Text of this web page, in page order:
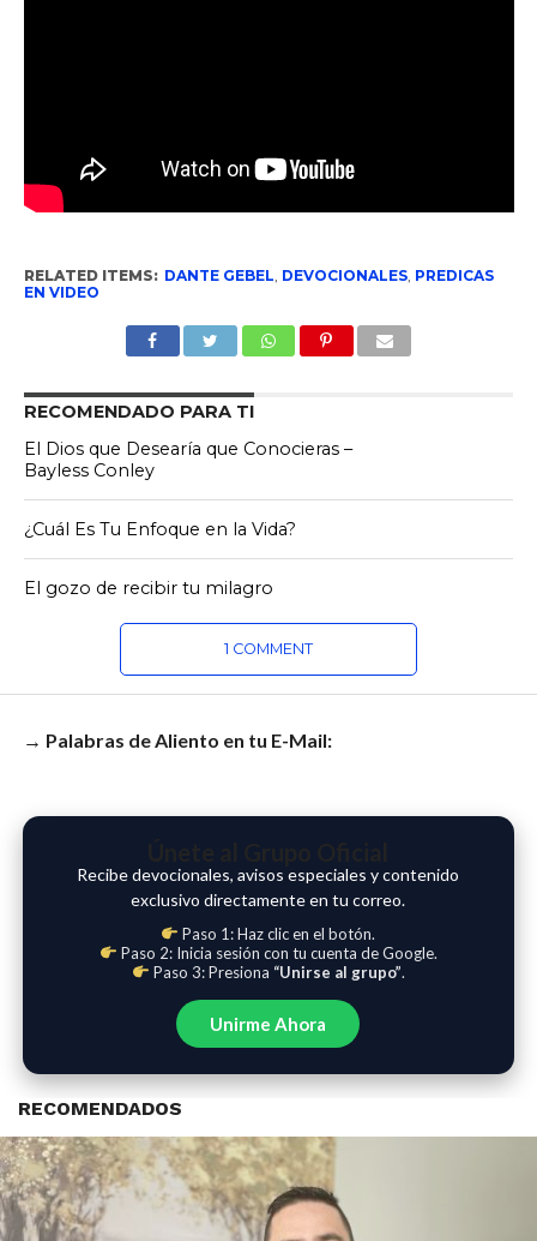
RELATED ITEMS: DANTE GEBEL, DEVOCIONALES, PREDICAS
EN VIDEO
RECOMENDADO PARA TI
El Dios que Desearía que Conocieras –
Bayless Conley
¿Cuál Es Tu Enfoque en la Vida?
El gozo de recibir tu milagro
1 COMMENT
→ Palabras de Aliento en tu E-Mail:
Recibe devocionales, avisos especiales y contenido
exclusivo directamente en tu correo.
Paso 1: Haz clic en el botón.
Paso 2: Inicia sesión con tu cuenta de Google.
Paso 3: Presiona “Unirse al grupo”.
Unirme Ahora
RECOMENDADOS